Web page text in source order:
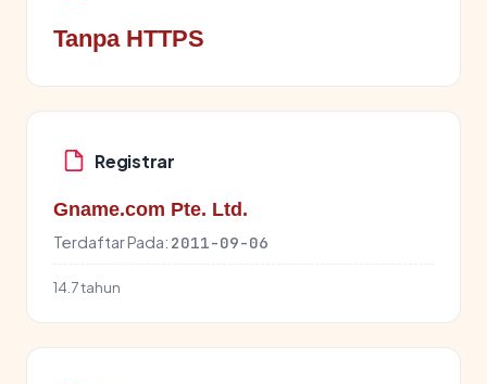
Tanpa HTTPS
Registrar
Gname.com Pte. Ltd.
Terdaftar Pada: 2011-09-06
14.7 tahun